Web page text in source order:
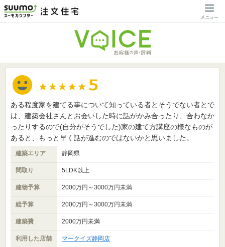
ある程度家を建てる事について知っている者とそうでない者とで
は、建築会社さんとお会いした時に話がかみ合ったり、合わなか
ったりするので(自分がそうでした)家の建て方講座の様なものが
あると、もっと早く話が進むのではないかと思いました。
建築エリア 静岡県
間取り 5LDK以上
建物予算 2000万円～3000万円未満
総予算 2000万円～3000万円未満
建築費 2000万円未満
利用した店舗 マークイズ静岡店